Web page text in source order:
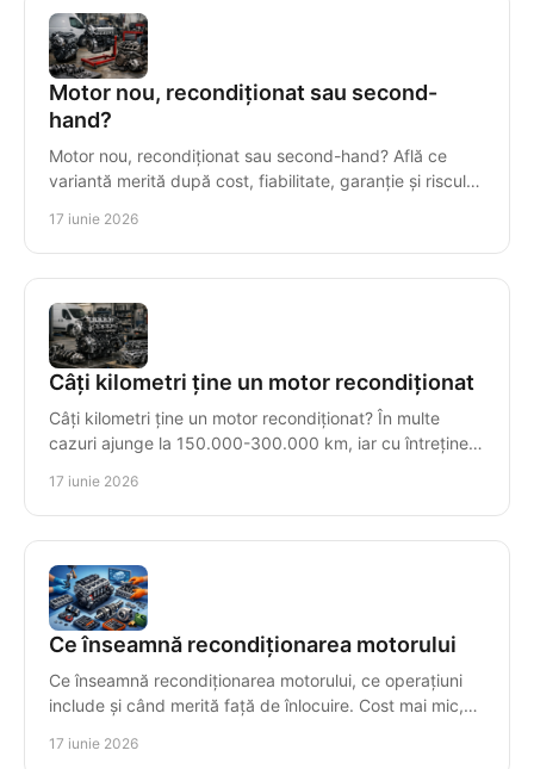
Motor nou, recondiționat sau second-
hand?
Motor nou, recondiționat sau second-hand? Află ce
variantă merită după cost, fiabilitate, garanție și riscul
17 iunie 2026
Câți kilometri ține un motor recondiționat
Câți kilometri ține un motor recondiționat? În multe
cazuri ajunge la 150.000-300.000 km, iar cu întreținere
17 iunie 2026
Ce înseamnă recondiționarea motorului
Ce înseamnă recondiționarea motorului, ce operațiuni
include și când merită față de înlocuire. Cost mai mic,
17 iunie 2026